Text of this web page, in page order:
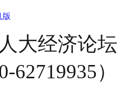
版
大经济论
62719935）